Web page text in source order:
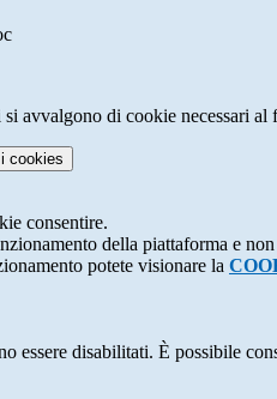
avvalgono di cookie necessari
i cookies
consentire.
della piattaforma e
potete visionare la
essere disabilitati. È possibile